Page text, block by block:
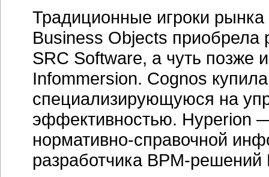
Традиционные игроки
Business Objects приобрела
SRC Software, а чуть позже
Infommersion. Cognos
специализирующуюся на
эффективностью. Hyperion
нормативно-справочной
разработчика BPM-решений